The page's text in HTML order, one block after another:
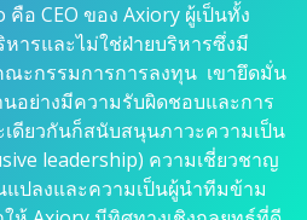
อ CEO ของ Axiory ผู้เป็นทั้ง
ารและไม่ใช่ฝ่ายบริหารซึ่งมี
ะกรรมการการลงทุน เขายึดมั่น
อย่างมีความรับผิดชอบและการ
ดียวกันก็สนับสนุนภาวะความเป็น
leadership) ความเชี่ยวชาญ
แปลงและความเป็นผู้นำทีมข้าม